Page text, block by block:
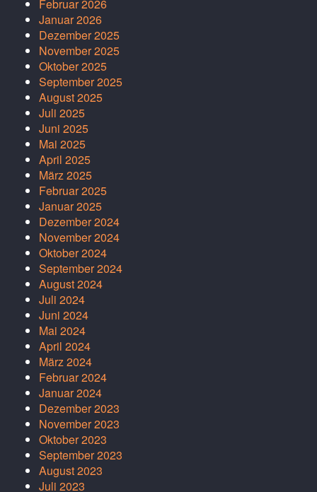
Februar 2026
Januar 2026
Dezember 2025
November 2025
Oktober 2025
September 2025
August 2025
Juli 2025
Juni 2025
Mai 2025
April 2025
März 2025
Februar 2025
Januar 2025
Dezember 2024
November 2024
Oktober 2024
September 2024
August 2024
Juli 2024
Juni 2024
Mai 2024
April 2024
März 2024
Februar 2024
Januar 2024
Dezember 2023
November 2023
Oktober 2023
September 2023
August 2023
Juli 2023